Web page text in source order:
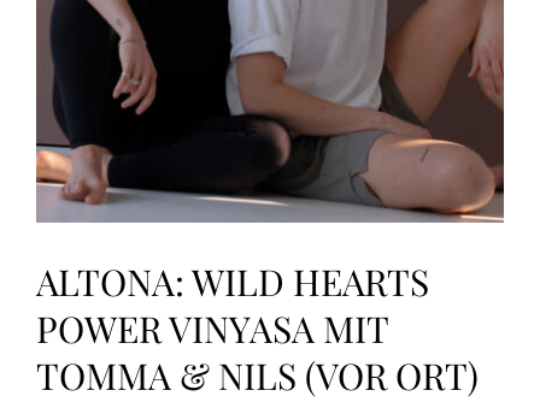
ALTONA: WILD HEARTS
POWER VINYASA MIT
TOMMA & NILS (VOR ORT)